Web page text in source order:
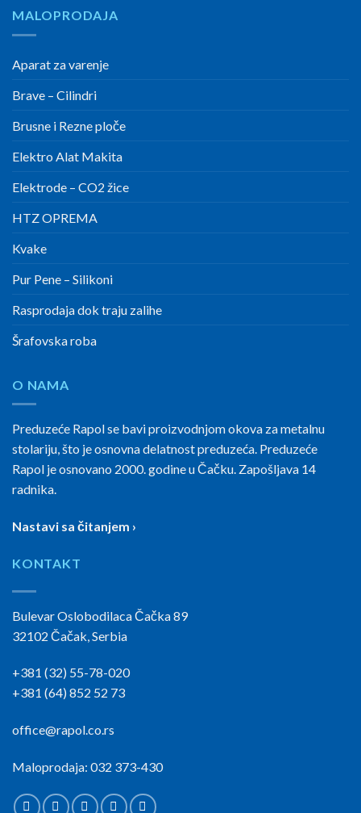
MALOPRODAJA
Aparat za varenje
Brave – Cilindri
Brusne i Rezne ploče
Elektro Alat Makita
Elektrode – CO2 žice
HTZ OPREMA
Kvake
Pur Pene – Silikoni
Rasprodaja dok traju zalihe
Šrafovska roba
O NAMA
Preduzeće Rapol se bavi proizvodnjom okova za metalnu
stolariju, što je osnovna delatnost preduzeća. Preduzeće
Rapol je osnovano 2000. godine u Čačku. Zapošljava 14
radnika.
Nastavi sa čitanjem ›
KONTAKT
Bulevar Oslobodilaca Čačka 89
32102 Čačak, Serbia
+381 (32) 55-78-020
+381 (64) 852 52 73
office@rapol.co.rs
Maloprodaja: 032 373-430